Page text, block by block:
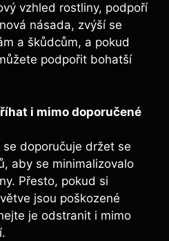
vzhled rostliny, podpoří
násada, zvýší se
a škůdcům, a pokud
podpořit bohatší
i mimo doporučené
doporučuje držet se
aby se minimalizovalo
Přesto, pokud si
jsou poškozené
je odstranit i mimo